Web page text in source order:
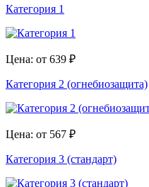
Категория 1
Цена: от 639 ₽
Категория 2 (огнебиозащита)
Цена: от 567 ₽
Категория 3 (стандарт)